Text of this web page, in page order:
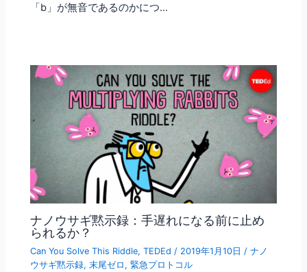
「b」が無音であるのかにつ…
ナノウサギ黙示録：手遅れになる前に止め
られるか？
Can You Solve This Riddle,TEDEd / 2019年1月10日/ナノ
ウサギ黙示録,末尾ゼロ ,緊急プロトコル